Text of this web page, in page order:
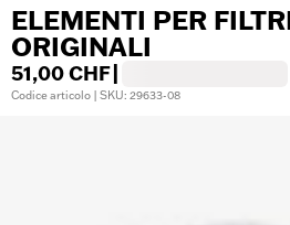
ELEMENTI PER
ORIGINALI
51,00 CHF
Codice articolo | SKU: 29633-08